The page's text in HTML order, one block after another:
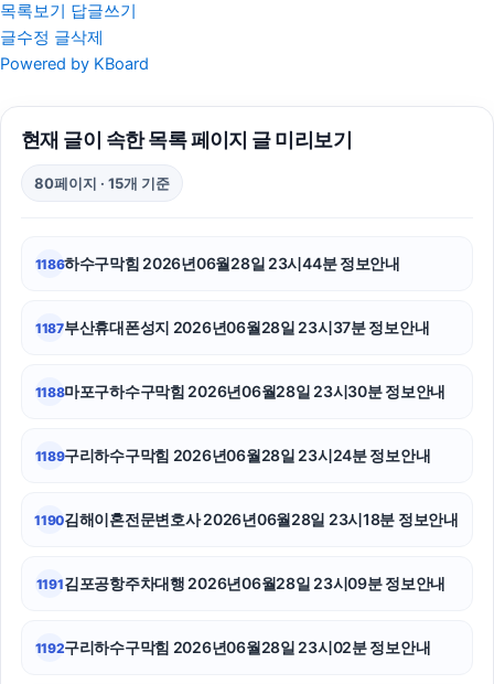
용인학교폭력변호사
김포공항주차대행
수원학교폭력변호사
서울이혼전문변호사
부산흥신소
목록보기 답글쓰기
글수정 글삭제
Powered by KBoard
현재 글이 속한 목록 페이지 글 미리보기
80페이지 · 15개 기준
1186하수구막힘 2026년06월28일 23시44분 정보안내
1187부산휴대폰성지 2026년06월28일 23시37분 정보안내
1188마포구하수구막힘 2026년06월28일 23시30분 정보안내
1189구리하수구막힘 2026년06월28일 23시24분 정보안내
1190김해이혼전문변호사 2026년06월28일 23시18분 정보안내
1191김포공항주차대행 2026년06월28일 23시09분 정보안내
1192구리하수구막힘 2026년06월28일 23시02분 정보안내